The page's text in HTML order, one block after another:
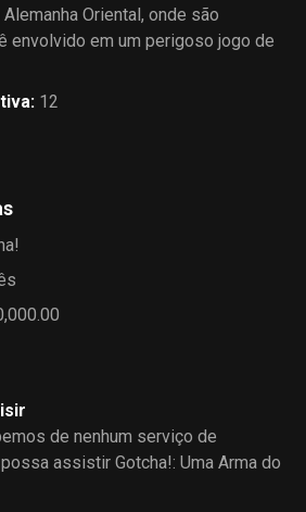
Oriental, onde são
envolvido em um perigoso jogo de
: 12
de nenhum serviço de
assistir Gotcha!: Uma Arma do